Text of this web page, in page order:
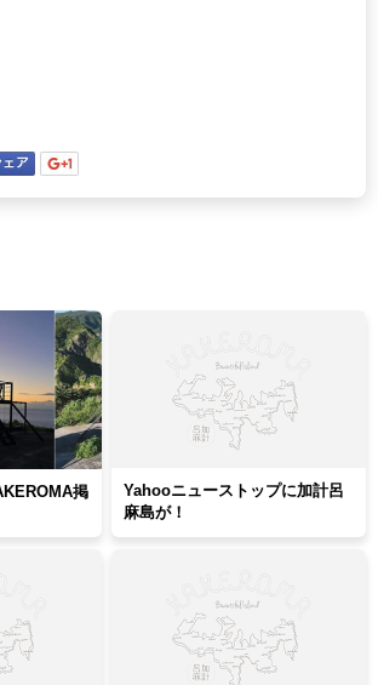
掲
Yahooニューストップに加計呂
麻島が！